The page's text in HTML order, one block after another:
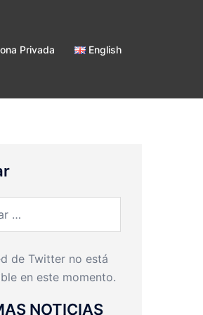
Privada English
de Twitter no está
en este momento.
NOTICIAS